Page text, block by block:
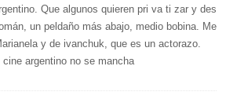
Que algunos quieren pri va ti zar y des
un peldaño más abajo, medio bobina. Me
y de ivanchuk, que es un actorazo.
argentino no se mancha